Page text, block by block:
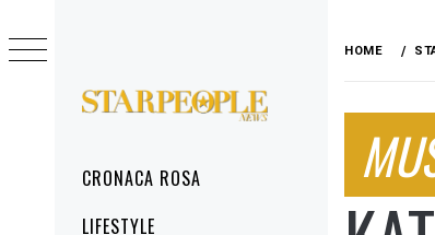
STARPEOPLENEWS
MenuCRONACA ROSA
LIFESTYLE
to
content
HOME